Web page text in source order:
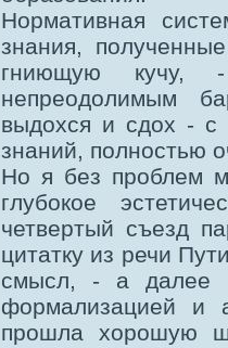
Нормативная
знания,
гниющую кучу,
непреодолимым
выдохся и сдох - с
знаний, полностью
Но я без проблем
глубокое
четвертый съезд
цитатку из речи
смысл, - а далее
формализацией и
прошла хорошую